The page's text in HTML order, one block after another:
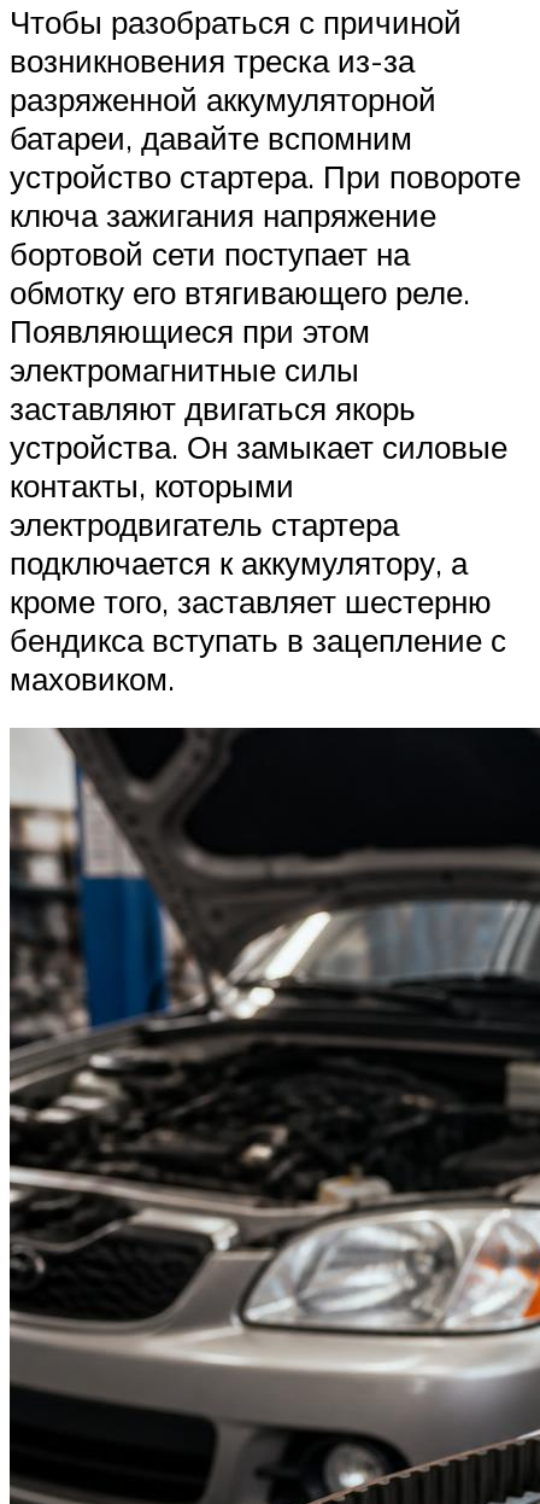
Чтобы разобраться с причиной
возникновения треска из-за
разряженной аккумуляторной
батареи, давайте вспомним
устройство стартера. При повороте
ключа зажигания напряжение
бортовой сети поступает на
обмотку его втягивающего реле.
Появляющиеся при этом
электромагнитные силы
заставляют двигаться якорь
устройства. Он замыкает силовые
контакты, которыми
электродвигатель стартера
подключается к аккумулятору, а
кроме того, заставляет шестерню
бендикса вступать в зацепление с
маховиком.